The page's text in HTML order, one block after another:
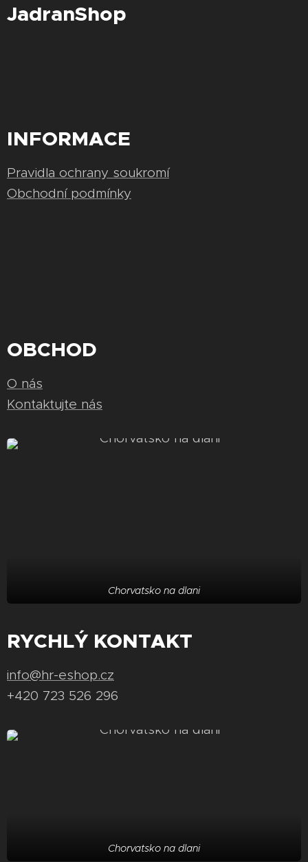
JadranShop
INFORMACE
Pravidla ochrany soukromí
Obchodní podmínky
OBCHOD
O nás
Kontaktujte nás
Chorvatsko na dlani
RYCHLÝ KONTAKT
info@hr-eshop.cz
+420 723 526 296
Chorvatsko na dlani